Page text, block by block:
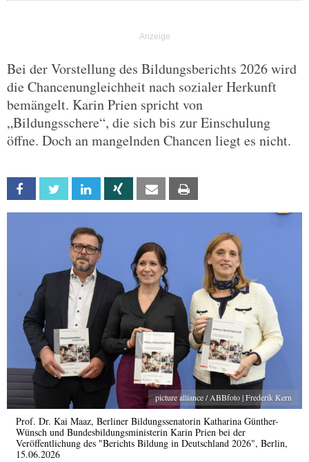
Bei der Vorstellung des Bildungsberichts 2026 wird
die Chancenungleichheit nach sozialer Herkunft
bemängelt. Karin Prien spricht von
„Bildungsschere“, die sich bis zur Einschulung
öffne. Doch an mangelnden Chancen liegt es nicht.
Facebook Twitter Linkedin Xing Email
picture alliance / ABBfoto | Frederik Kern
Prof. Dr. Kai Maaz, Berliner Bildungssenatorin Katharina Günther-
Wünsch und Bundesbildungsministerin Karin Prien bei der
Veröffentlichung des "Berichts Bildung in Deutschland 2026", Berlin,
15.06.2026